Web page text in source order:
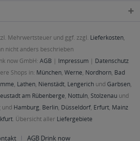
Mehrwertsteuer und ggf. zzgl. Lieferkosten,
nicht anders beschrieben
now GmbH: AGB | Impressum | Datenschutz
Shops in: München, Werne, Nordhorn, Bad
, Lathen, Nienstädt, Lengerichund Garbsen,
am Rübenberge, Nottuln, Stolzenau und
und Hamburg, Berlin, Düsseldorf, Erfurt, Mainz
. Übersicht aller Liefergebiete
AGB Drink now